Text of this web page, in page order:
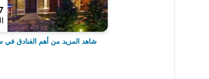
شاهد المزيد من أهم الفنادق في